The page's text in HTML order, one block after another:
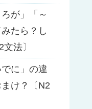
が」「～
たら？し
法〕
でに」の違
け？〔N2